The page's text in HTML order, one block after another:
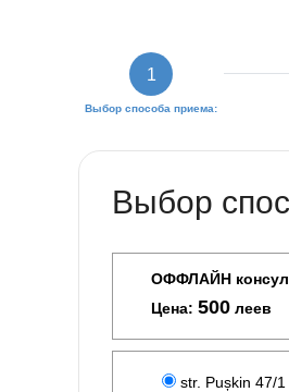
1
Выбор способа приема:
Выбор
ОФФЛАЙН
Цена: 500 леев
str. Pușkin 47/1